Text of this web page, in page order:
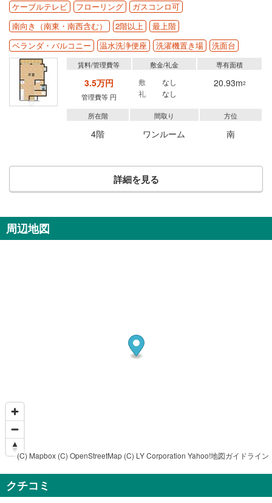
ケーブルテレビ
フローリング
ガスコンロ可
南向き（南東・南西含む）
2階以上
最上階
ベランダ・バルコニー
温水洗浄便座 洗濯機置き場 洗面台
賃料/管理費等
3.5万円
管理費等 円
敷金/礼金
敷
なし
礼
なし
専有面積
20.93m2
所在階
4階
間取り
ワンルーム
方位
南
詳細を見る
周辺地図
(C) Mapbox (C) OpenStreetMap (C) LY Corporation Yahoo!地図ガイドライン
クチコミ